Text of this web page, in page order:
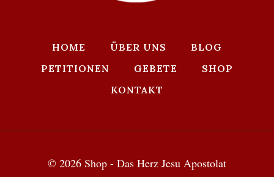
HOME ÜBER UNS
BLOG
PETITIONEN
GEBETE
SHOP
KONTAKT
© 2026 Shop - Das Herz Jesu Apostolat